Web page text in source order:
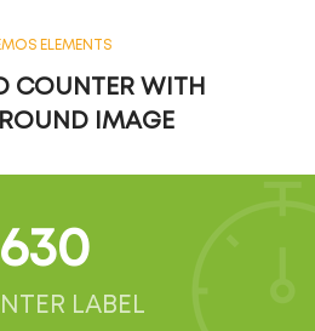
ELEMENTS
COUNTER WITH
IMAGE
634
LABEL